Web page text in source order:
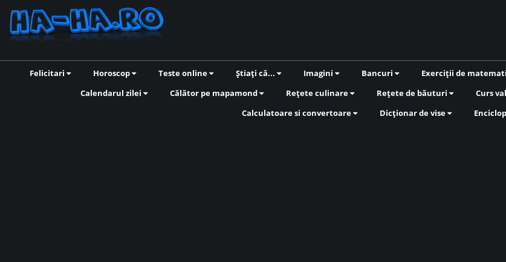
Felicitari Horoscop Teste online Știați că... Imagini Bancuri Exerciții de
Calendarul zilei
Călător pe mapamond Rețete culinare Rețete de băuturi Curs
Calculatoare si convertoare
Dicționar de vise